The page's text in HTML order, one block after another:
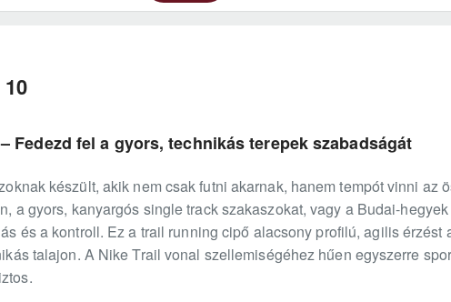
Fedezd fel a gyors, technikás terepek szabadságát
készült, akik nem csak futni akarnak, hanem tempót vinni az
a gyors, kanyargós single track szakaszokat, vagy a Budai-
és a kontroll. Ez a trail running cipő alacsony profilú, agilis érzést
talajon. A Nike Trail vonal szellemiségéhez hűen egyszerre